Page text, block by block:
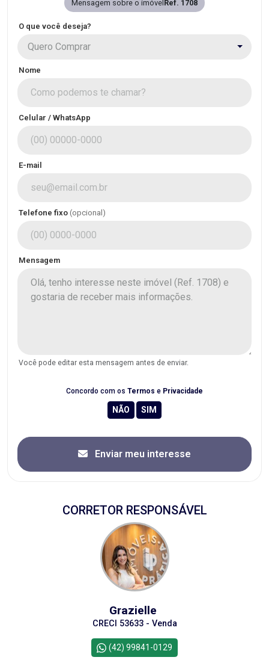
Mensagem sobre o imóvel Ref. 1708
O que você deseja?
Quero Comprar
Nome
Celular / WhatsApp
E-mail
Telefone fixo (opcional)
Mensagem
Você pode editar esta mensagem antes de enviar.
Concordo com os Termos e Privacidade
Enviar meu interesse
CORRETOR RESPONSÁVEL
Grazielle
CRECI 53633 - Venda
(42) 99841-0129